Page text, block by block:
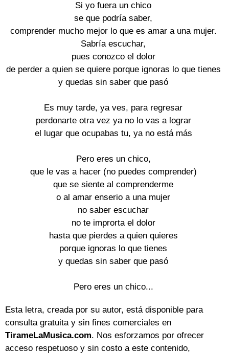
Si yo fuera un chico
se que podría saber,
comprender mucho mejor lo que es amar a una mujer.
Sabría escuchar,
pues conozco el dolor
de perder a quien se quiere porque ignoras lo que tienes
y quedas sin saber que pasó
Es muy tarde, ya ves, para regresar
perdonarte otra vez ya no lo vas a lograr
el lugar que ocupabas tu, ya no está más
Pero eres un chico,
que le vas a hacer (no puedes comprender)
que se siente al comprenderme
o al amar enserio a una mujer
no saber escuchar
no te improrta el dolor
hasta que pierdes a quien quieres
porque ignoras lo que tienes
y quedas sin saber que pasó
Pero eres un chico...
Esta letra, creada por su autor, está disponible para
consulta gratuita y sin fines comerciales en
TirameLaMusica.com. Nos esforzamos por ofrecer
acceso respetuoso y sin costo a este contenido,